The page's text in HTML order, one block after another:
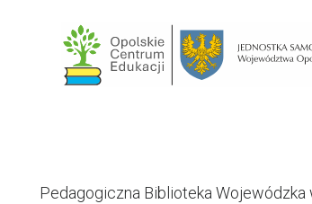
Pedagogiczna Biblioteka Wojewódzka